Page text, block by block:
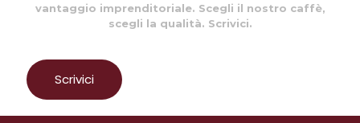
vantaggio imprenditoriale. Scegli il nostro caffè,
scegli la qualità. Scrivici.
Scrivici